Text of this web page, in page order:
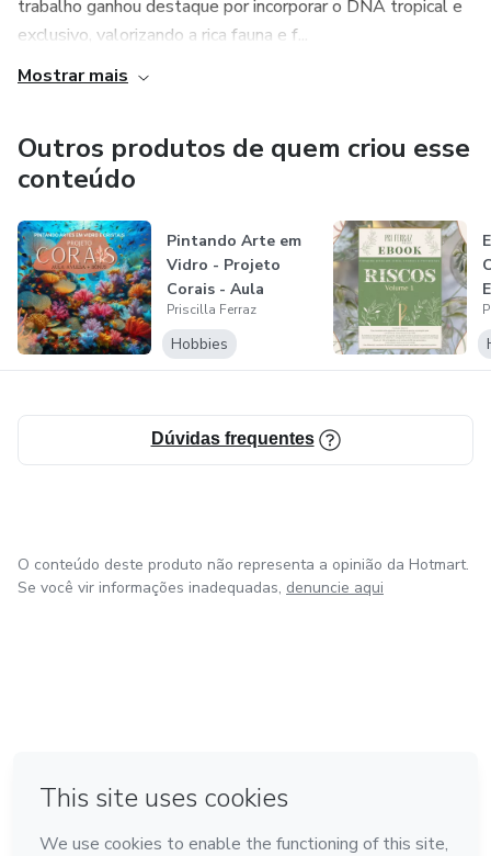
trabalho ganhou destaque por incorporar o DNA tropical e
exclusivo, valorizando a rica fauna e f...
Mostrar mais
Outros produtos de quem criou esse
conteúdo
Pintando Arte em
Vidro - Projeto
Corais - Aula
Avulsa + Bônu...
Priscilla Ferraz
Hobbies
Dúvidas frequentes
O conteúdo deste produto não representa a opinião da Hotmart.
Se você vir informações inadequadas, denuncie aqui
Feito com ❤ em Bogotá